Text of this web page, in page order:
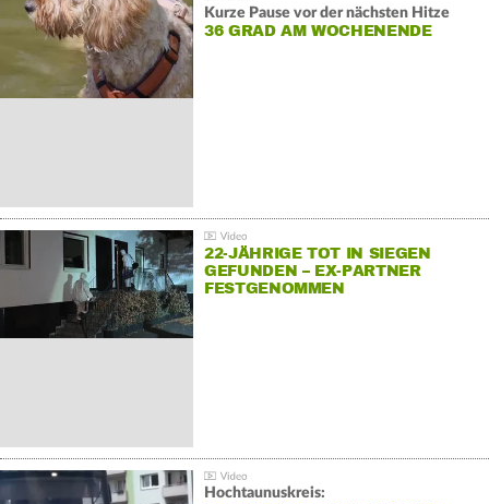
Kurze Pause vor der nächsten Hitze
36 GRAD AM WOCHENENDE
22-JÄHRIGE TOT IN SIEGEN
GEFUNDEN – EX-PARTNER
FESTGENOMMEN
Hochtaunuskreis: